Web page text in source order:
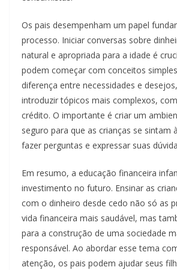
Os pais desempenham um papel
processo. Iniciar conversas sobre
natural e apropriada para a idade é
podem começar com conceitos
diferença entre necessidades e
introduzir tópicos mais complexos,
crédito. O importante é criar um
seguro para que as crianças se sintam
fazer perguntas e expressar suas
Em resumo, a educação financeira
investimento no futuro. Ensinar as
com o dinheiro desde cedo não só as
vida financeira mais saudável, mas
para a construção de uma sociedade
responsável. Ao abordar esse tema
atenção, os pais podem ajudar seus